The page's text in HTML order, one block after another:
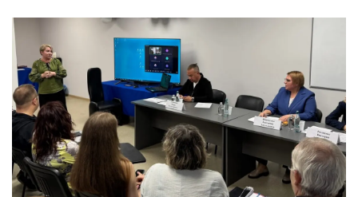
Автор:Валентина 02.06.2026 63